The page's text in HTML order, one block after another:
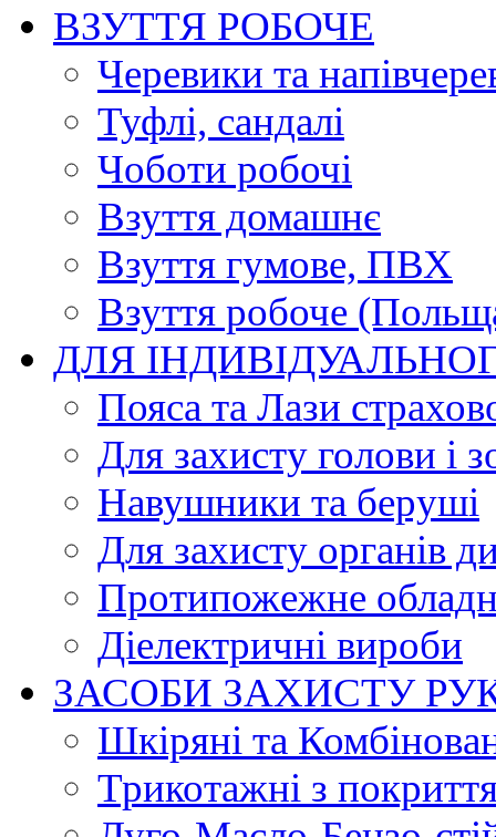
ВЗУТТЯ РОБОЧЕ
Черевики та
Туфлі, сандалі
Чоботи робочі
Взуття домашнє
Взуття гумове, ПВХ
Взуття робоче
ДЛЯ
Пояса та Лази
Для захисту голови і
Навушники та беруші
Для захисту органів
Протипожежне
Діелектричні вироби
ЗАСОБИ ЗАХИСТУ
Шкіряні та
Трикотажні з